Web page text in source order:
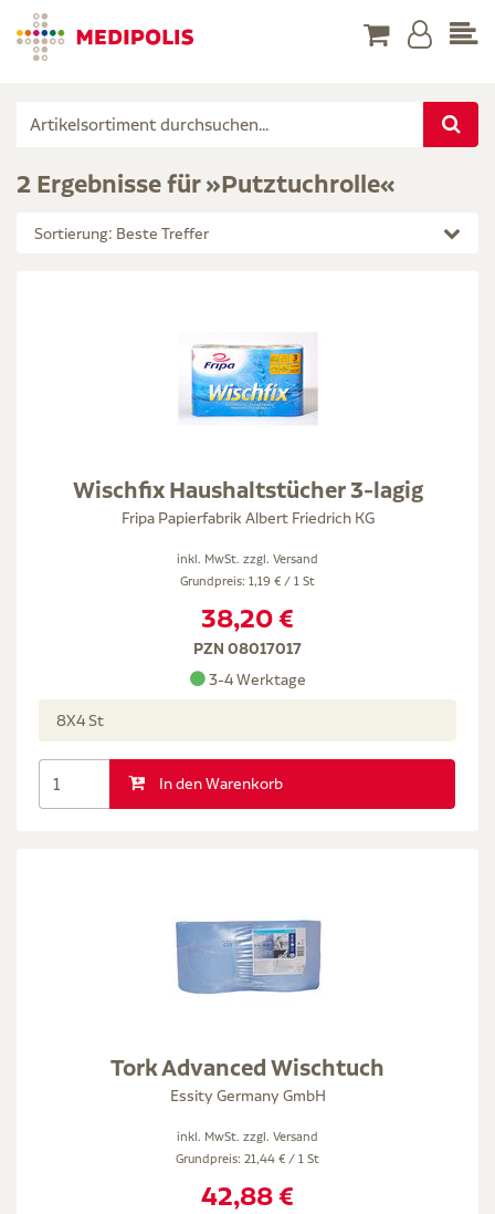
2 Ergebnisse für »Putztuchrolle«
Sortierung: Beste Treffer
Wischfix Haushaltstücher 3-lagig
Fripa Papierfabrik Albert Friedrich KG
inkl. MwSt. zzgl. Versand
Grundpreis: 1,19 € / 1 St
38,20 €
PZN 08017017
3-4 Werktage
8X4 St
In den Warenkorb
Tork Advanced Wischtuch
Essity Germany GmbH
inkl. MwSt. zzgl. Versand
Grundpreis: 21,44 € / 1 St
42,88 €